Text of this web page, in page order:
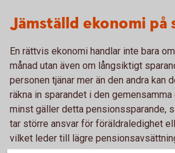
Jämställd ekonomi på
En rättvis ekonomi handlar inte bara
månad utan även om långsiktigt
personen tjänar mer än den andra kan
räkna in sparandet i den gemensamma
minst gäller detta pensionssparande,
tar större ansvar för föräldraledighet
vilket leder till lägre